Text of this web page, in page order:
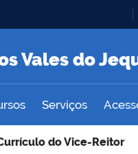
Vales do
Serviços
do Vice-Reitor